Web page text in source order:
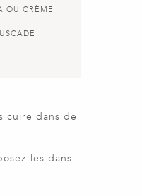
OU CRÈME
cuire dans de
les dans